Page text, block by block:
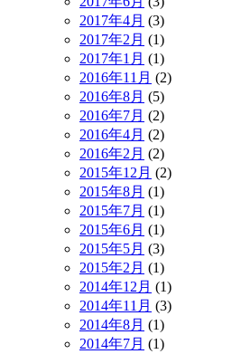
2017年4月 (3)
2017年2月 (1)
2017年1月 (1)
2016年11月 (2)
2016年8月 (5)
2016年7月 (2)
2016年4月 (2)
2016年2月 (2)
2015年12月 (2)
2015年8月 (1)
2015年7月 (1)
2015年6月 (1)
2015年5月 (3)
2015年2月 (1)
2014年12月 (1)
2014年11月 (3)
2014年8月 (1)
2014年7月 (1)